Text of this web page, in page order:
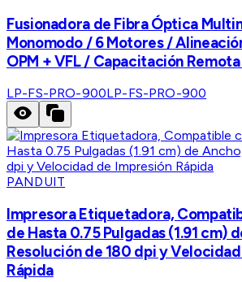
Fusionadora de Fibra Óptica
Monomodo / 6 Motores /
OPM + VFL / Capacitación
LP-FS-PRO-900LP-FS-PRO-900
PANDUIT
Impresora Etiquetadora,
de Hasta 0.75 Pulgadas (1.91 cm)
Resolución de 180 dpi y
Rápida